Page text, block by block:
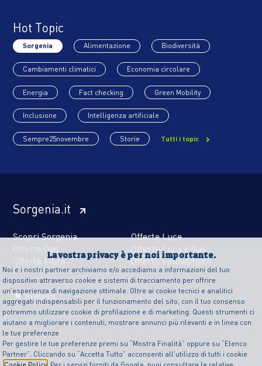
La vostra privacy è per noi importante.
Noi e i nostri partner archiviamo e/o accediamo a informazioni del tuo
dispositivo attraverso cookie e sistemi di tracciamento per offrire
un’esperienza di navigazione ottimale. Oltre ai cookie tecnici e analitici
aggregati indispensabili per il funzionamento del sito, con il tuo consenso
potremmo utilizzare cookie di profilazione e di marketing. Questi strumenti ci
aiutano a migliorare i contenuti, mostrare annunci più rilevanti e in linea con
le tue preferenze
Per gestire le tue preferenze premi su “Mostra Finalità” oppure su “Elenco
Partner”. Cliccando su “Accetta Tutto” acconsenti all’utilizzo di tutti i cookie
Hot Topic
Sorgenia Alimentazione Biodiversità
Cambiamenti climatici Economia circolare
Energia Fact checking Green Mobility
Inclusione Intelligenza artificiale
Sempre25novembre Storie Tutti i topic
Sorgenia.it
Scopri Sorgenia
Offerte Luce
Offerte Gas
Offerte Luce e Gas
Offerte Fibra
Offerte Fotovoltaico